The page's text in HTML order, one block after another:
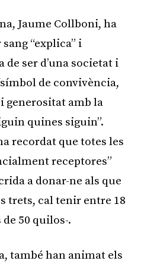
Jaume Collboni, ha
“explica” i
de ser d’una societat i
de convivència,
generositat amb la
quines siguin”.
recordat que totes les
receptores”
a donar-ne als que
trets, cal tenir entre 18
de 50 quilos-.
també han animat els